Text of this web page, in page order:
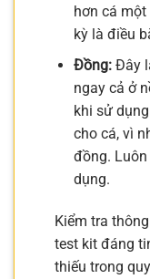
hơn cá
kỳ là điều
Đồng:Đây
ngay cả ở
khi sử
cho cá, vì
đồng.
dụng.
Kiểm tra
test kit đáng
thiếu trong